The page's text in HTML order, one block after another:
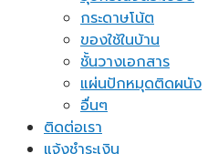
กระดาษโน้ต
ของใช้ในบ้าน
ชั้นวางเอกสาร
แผ่นปักหมุดติดผนัง
อื่นๆ
ติดต่อเรา
แจ้งชำระเงิน